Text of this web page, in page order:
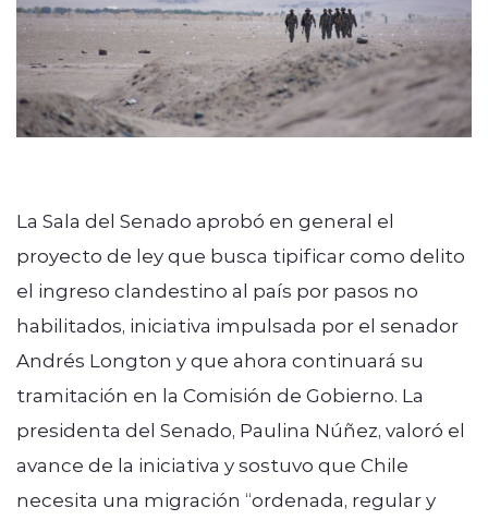
modo claro
La Sala del Senado aprobó en general el
proyecto de ley que busca tipificar como delito
el ingreso clandestino al país por pasos no
habilitados, iniciativa impulsada por el senador
Andrés Longton y que ahora continuará su
tramitación en la Comisión de Gobierno. La
presidenta del Senado, Paulina Núñez, valoró el
avance de la iniciativa y sostuvo que Chile
necesita una migración “ordenada, regular y